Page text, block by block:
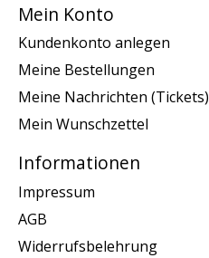
Mein Konto
Kundenkonto anlegen
Meine Bestellungen
Meine Nachrichten (Tickets)
Mein Wunschzettel
Informationen
Impressum
AGB
Widerrufsbelehrung